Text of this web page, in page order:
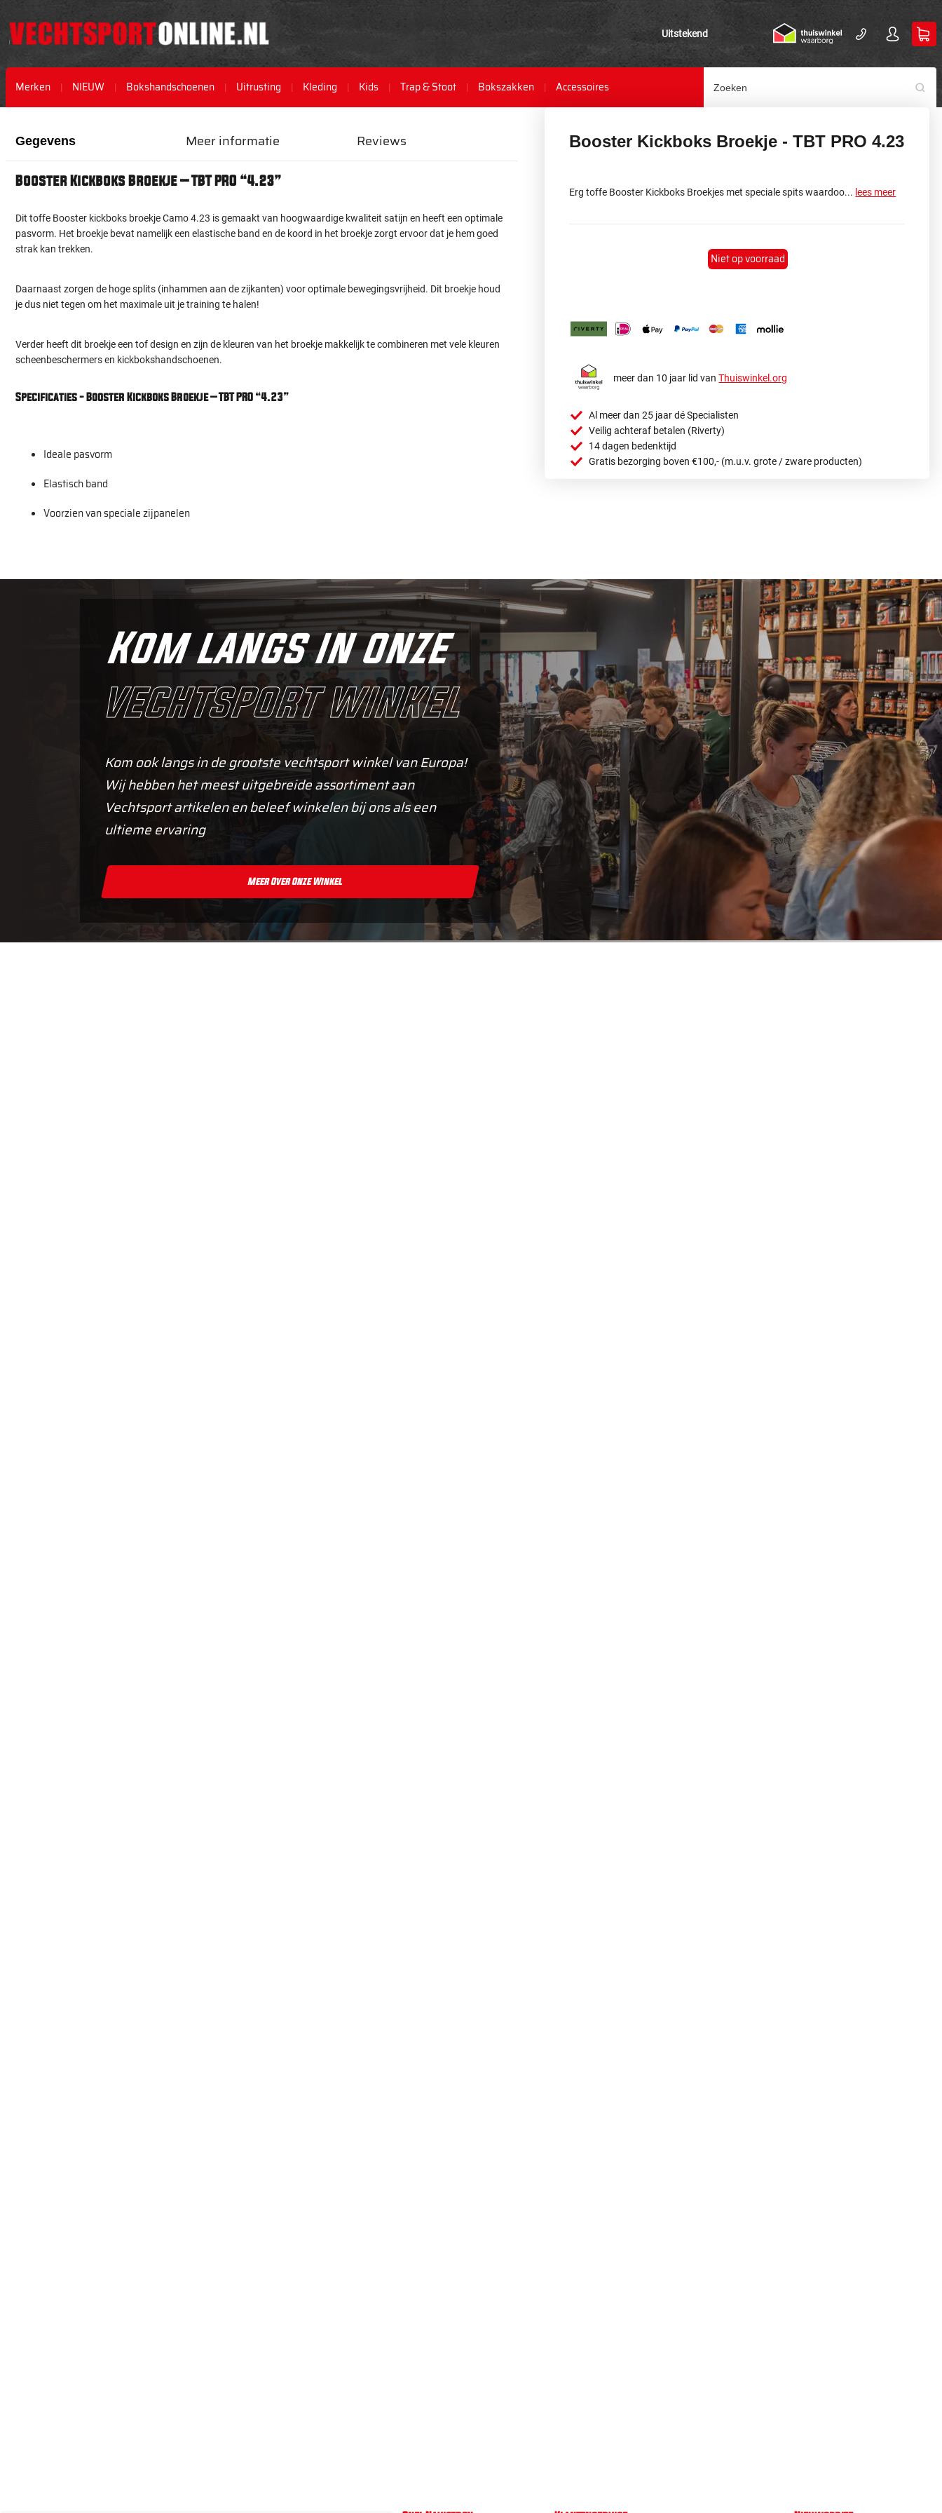
Uitstekend
Merken NIEUW Bokshandschoenen Uitrusting Kleding Kids Trap & Stoot Bokszakken Accessoires
het
van
gallerij
het
van
gallerij
Booster Kickboks Broekje - TBT PRO 4.23
Erg toffe Booster Kickboks Broekjes met speciale spits waardoo... lees meer
Niet op voorraad
meer dan 10 jaar lid vanThuiswinkel.org
Al meer dan 25 jaar dé Specialisten
Veilig achteraf betalen (Riverty)
14 dagen bedenktijd
Gratis bezorging boven €100,- (m.u.v. grote / zware producten)
Gegevens
Booster Kickboks Broekje – TBT PRO “4.23”
Dit toffe Booster kickboks broekje Camo 4.23 is gemaakt van hoogwaardige kwaliteit satijn en heeft een optimale
pasvorm. Het broekje bevat namelijk een elastische band en de koord in het broekje zorgt ervoor dat je hem goed
strak kan trekken.
Daarnaast zorgen de hoge splits (inhammen aan de zijkanten) voor optimale bewegingsvrijheid. Dit broekje houd
je dus niet tegen om het maximale uit je training te halen!
Verder heeft dit broekje een tof design en zijn de kleuren van het broekje makkelijk te combineren met vele kleuren
scheenbeschermers en kickbokshandschoenen.
Specificaties - Booster Kickboks Broekje – TBT PRO “4.23”
Ideale pasvorm
Elastisch band
Voorzien van speciale zijpanelen
Meer informatie Reviews
Kom langs in onze
vechtsport winkel
Kom ook langs in de grootste vechtsport winkel van Europa!
Wij hebben het meest uitgebreide assortiment aan
Vechtsport artikelen en beleef winkelen bij ons als een
ultieme ervaring
Meer Over Onze Winkel